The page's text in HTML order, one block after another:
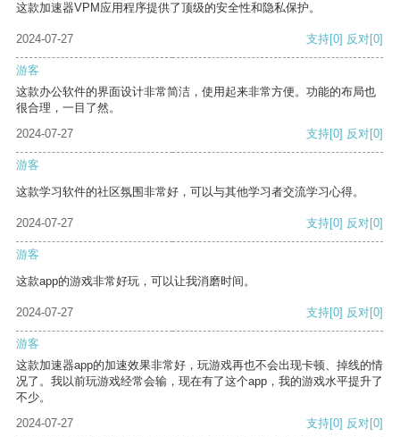
这款加速器VPM应用程序提供了顶级的安全性和隐私保护。
2024-07-27 支持[0] 反对[0]
游客
这款办公软件的界面设计非常简洁，使用起来非常方便。功能的布局也
很合理，一目了然。
2024-07-27
支持[0] 反对[0]
游客
这款学习软件的社区氛围非常好，可以与其他学习者交流学习心得。
2024-07-27 支持[0] 反对[0]
游客
这款app的游戏非常好玩，可以让我消磨时间。
2024-07-27 支持[0] 反对[0]
游客
这款加速器app的加速效果非常好，玩游戏再也不会出现卡顿、掉线的情
况了。我以前玩游戏经常会输，现在有了这个app，我的游戏水平提升了
不少。
2024-07-27
支持[0] 反对[0]